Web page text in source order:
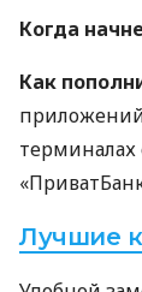
Когда
Как
Лучшие